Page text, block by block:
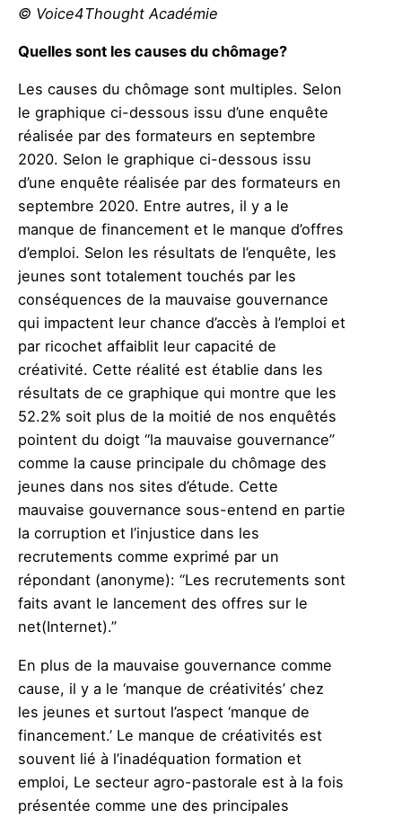
© Voice4Thought Académie
Quelles sont les causes du chômage?
Les causes du chômage sont multiples. Selon
le graphique ci-dessous issu d’une enquête
réalisée par des formateurs en septembre
2020. Selon le graphique ci-dessous issu
d’une enquête réalisée par des formateurs en
septembre 2020. Entre autres, il y a le
manque de financement et le manque d’offres
d’emploi. Selon les résultats de l’enquête, les
jeunes sont totalement touchés par les
conséquences de la mauvaise gouvernance
qui impactent leur chance d’accès à l’emploi et
par ricochet affaiblit leur capacité de
créativité. Cette réalité est établie dans les
résultats de ce graphique qui montre que les
52.2% soit plus de la moitié de nos enquêtés
pointent du doigt “la mauvaise gouvernance”
comme la cause principale du chômage des
jeunes dans nos sites d’étude. Cette
mauvaise gouvernance sous-entend en partie
la corruption et l’injustice dans les
recrutements comme exprimé par un
répondant (anonyme): “Les recrutements sont
faits avant le lancement des offres sur le
net(Internet).”
En plus de la mauvaise gouvernance comme
cause, il y a le ‘manque de créativités’ chez
les jeunes et surtout l’aspect ‘manque de
financement.’ Le manque de créativités est
souvent lié à l’inadéquation formation et
emploi, Le secteur agro-pastorale est à la fois
présentée comme une des principales